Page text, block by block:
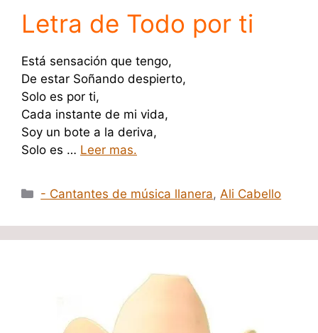
Letra de Todo por ti
Está sensación que tengo,
De estar Soñando despierto,
Solo es por ti,
Cada instante de mi vida,
Soy un bote a la deriva,
Solo es … Leer mas.
Categorías
- Cantantes de música llanera,Ali Cabello